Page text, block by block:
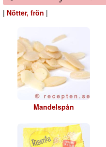
| Nötter, frön |
Mandelspån